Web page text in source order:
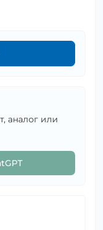
аналог или